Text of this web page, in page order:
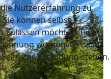
Nutzererfahrung zu
Sie können selbst
zulassen möchten. Bitte
womöglich nicht
zur Verfügung stehen.